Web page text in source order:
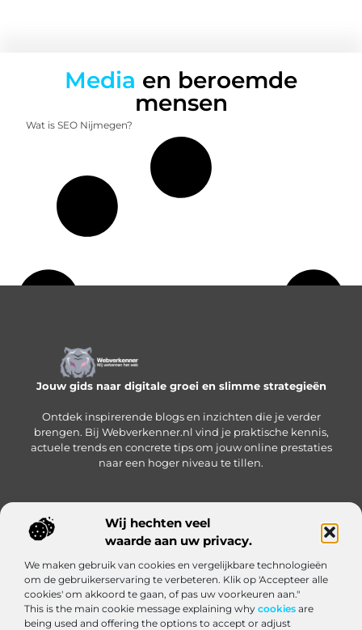
Wij hechten veel
waarde aan uw privacy.
We maken gebruik van cookies en vergelijkbare technologieën
om de gebruikerservaring te verbeteren. Klik op 'Accepteer alle
cookies' om akkoord te gaan, of pas uw voorkeuren aan."
This is the main cookie message explaining why cookies are
being used and offering the options to accept or adjust
Media en beroemde
mensen
Wat is SEO Nijmegen?
Jouw gids naar digitale groei en slimme strategieën
Ontdek inspirerende blogs en inzichten die je verder
brengen. Bij Webverkenner.nl vind je praktische kennis,
actuele trends en concrete tips om jouw online prestaties
naar een hoger niveau te tillen.
Onze informatie
Bericht categorie